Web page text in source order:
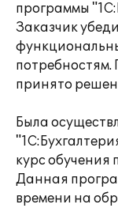
программы
Заказчик
принято
Была
курс обучения
Данная
времени на